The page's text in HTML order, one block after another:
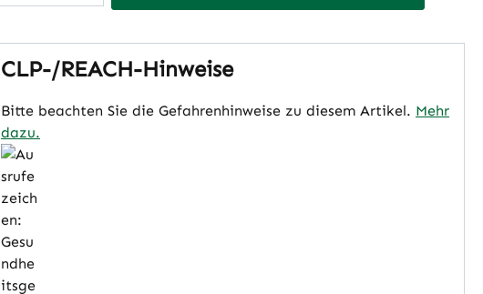
CLP-/REACH-Hinweise
Bitte beachten Sie die Gefahrenhinweise zu diesem Artikel. Mehr
dazu.